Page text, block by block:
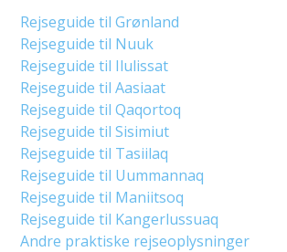
Rejseguide til Grønland
Rejseguide til Nuuk
Rejseguide til Ilulissat
Rejseguide til Aasiaat
Rejseguide til Qaqortoq
Rejseguide til Sisimiut
Rejseguide til Tasiilaq
Rejseguide til Uummannaq
Rejseguide til Maniitsoq
Rejseguide til Kangerlussuaq
Andre praktiske rejseoplysninger